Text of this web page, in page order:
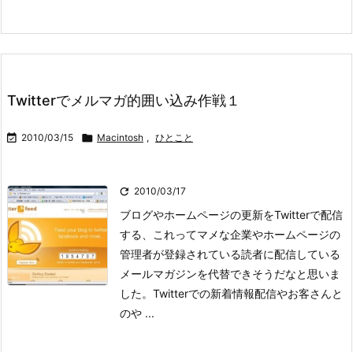
Twitterでメルマガ的囲い込み作戦１
 2010/03/15  Macintosh , ひとこと
 2010/03/17
ブログやホームページの更新をTwitterで配信
する、これってマメな企業やホームページの
管理者が登録されている読者に配信している
メールマガジンを代替できそうだなと思いま
した。 Twitterでの新着情報配信やお客さんと
のや ...